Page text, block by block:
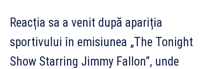
Reacția sa a venit după apariția
sportivului în emisiunea „The Tonight
Show Starring Jimmy Fallon”, unde